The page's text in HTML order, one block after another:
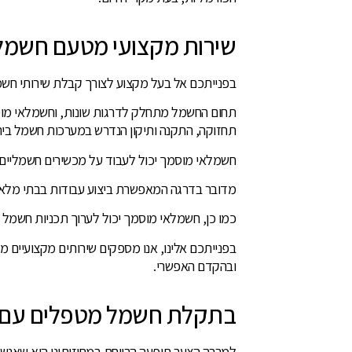
שירות מקצועי מטעם
בפנייתכם אל בעל מקצוע לצורך קבלת שירותי
תחום החשמל מתחלק לדרגות שונות, וחשמלאי
תחזוקה, התקנה ותיקון הנדרש במערכות חשמל
חשמלאי מוסמך יכול לעבוד על מכשירים חשמליים
מדובר בדרגה המאפשרת ביצוע עבודות בבתי
כמו כן, חשמלאי מוסמך יכול לערוך תכניות חשמל עד 250
בפנייתכם אלינו, אנו מספקים שירותים
ובהקדם האפשרי.
בתקלת חשמל מטפלים